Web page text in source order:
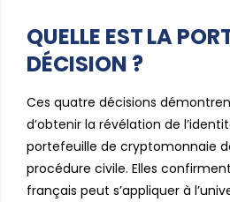
QUELLE EST LA
DÉCISION ?
Ces quatre décisions
d’obtenir la révélation de
portefeuille de cryptomonnaie
procédure civile. Elles
français peut s’appliquer à